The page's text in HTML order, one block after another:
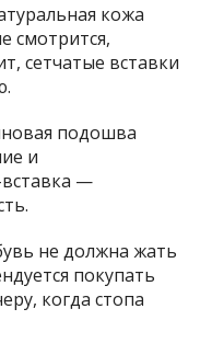
кожа
смотрится,
сетчатые вставки
подошва
и
вставка —
не должна жать
покупать
когда стопа